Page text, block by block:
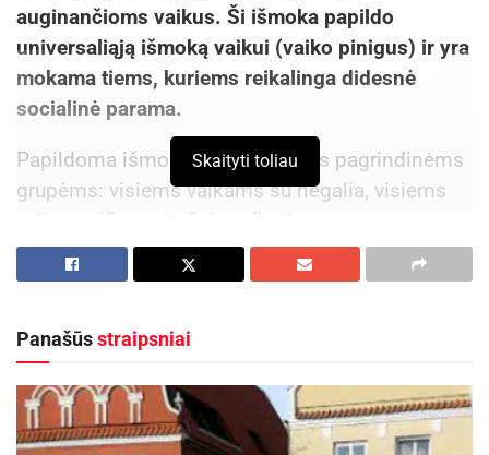
auginančioms vaikus. Ši išmoka papildo
universaliąją išmoką vaikui (vaiko pinigus) ir yra
mokama tiems, kuriems reikalinga didesnė
socialinė parama.
Papildoma išmoka skiriama trims pagrindinėms
grupėms: visiems vaikams su negalia, visiems
vaikams iš gausių šeimų (kuriose auga trys ar
daugiau vaikų), taip pat vaikams iš nepasiturinčių
šeimų, jei jose auga vienas arba du vaikai ir yra
Išmoka skiriama iki vaikui sukanka 18 metų. Jei
vaikas toliau mokosi pagal bendrojo ugdymo
programą (taip pat profesinėje mokykloje, jei yra
Skaityti toliau
Panašūsstraipsniai